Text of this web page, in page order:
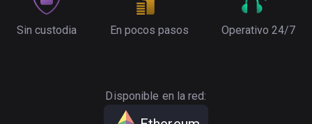
Sin custodia En pocos pasos Operativo 24/7
Disponible en la red: